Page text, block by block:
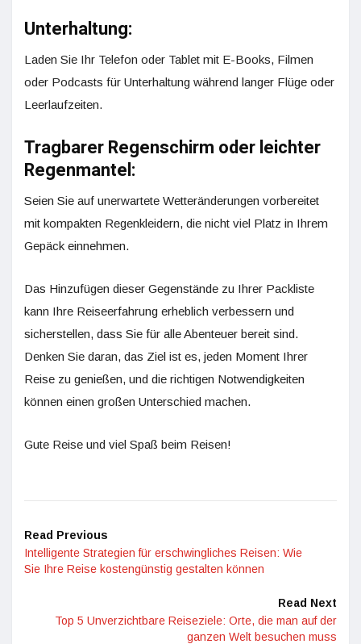
Unterhaltung:
Laden Sie Ihr Telefon oder Tablet mit E-Books, Filmen
oder Podcasts für Unterhaltung während langer Flüge oder
Leerlaufzeiten.
Tragbarer Regenschirm oder leichter
Regenmantel:
Seien Sie auf unerwartete Wetteränderungen vorbereitet
mit kompakten Regenkleidern, die nicht viel Platz in Ihrem
Gepäck einnehmen.
Das Hinzufügen dieser Gegenstände zu Ihrer Packliste
kann Ihre Reiseerfahrung erheblich verbessern und
sicherstellen, dass Sie für alle Abenteuer bereit sind.
Denken Sie daran, das Ziel ist es, jeden Moment Ihrer
Reise zu genießen, und die richtigen Notwendigkeiten
können einen großen Unterschied machen.
Gute Reise und viel Spaß beim Reisen!
Read Previous
Intelligente Strategien für erschwingliches Reisen: Wie
Sie Ihre Reise kostengünstig gestalten können
Read Next
Top 5 Unverzichtbare Reiseziele: Orte, die man auf der
ganzen Welt besuchen muss